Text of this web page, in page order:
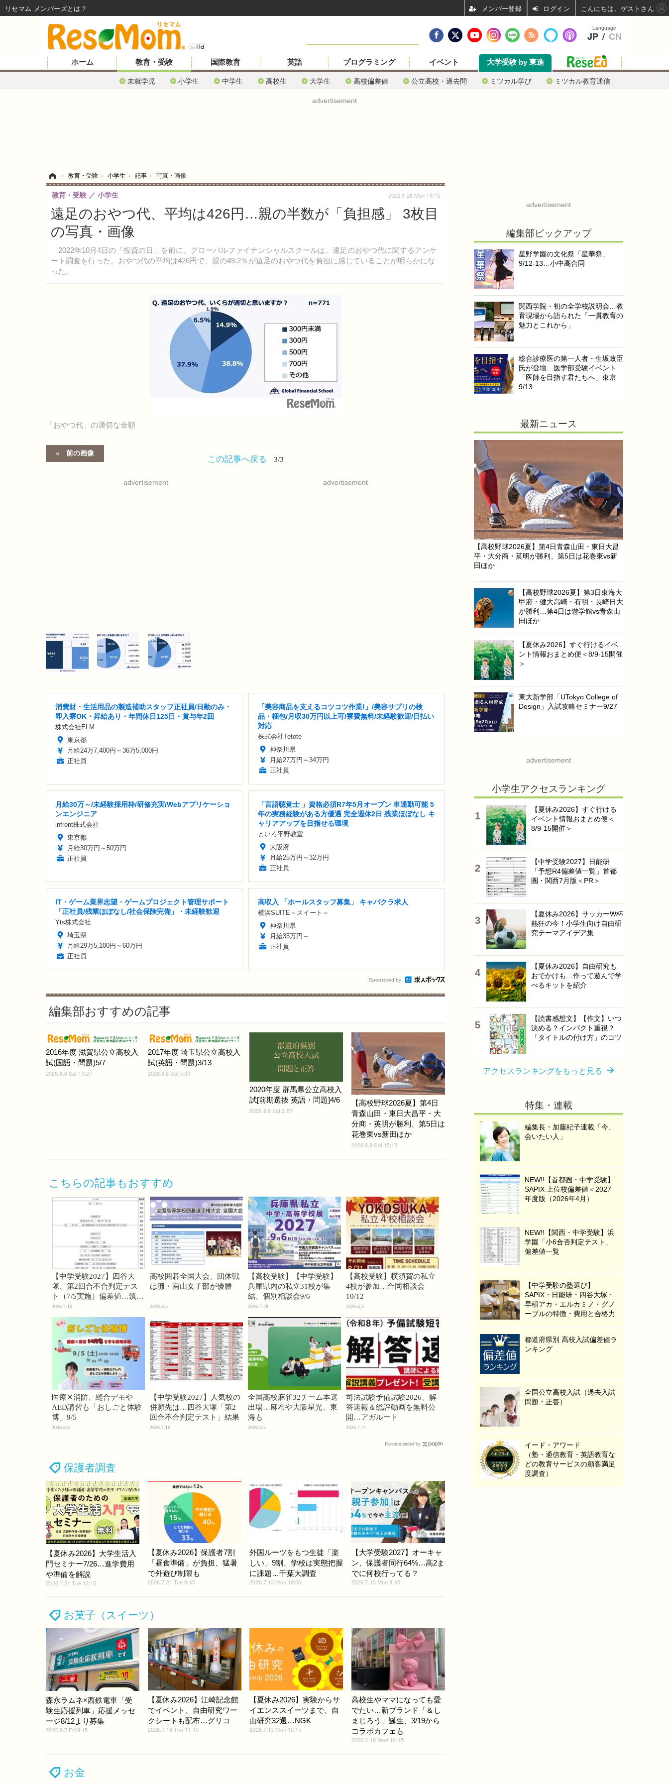
ホーム 教育・受験
未就学児 小学生 中学生 高校生 大学生 高校偏差値 公立高校・過去問 ミツカル学び ミツカル教育通信
国際教育 英語 プログラミング イベント 大学受験 by 東進
advertisement
› 教育・受験 › 小学生 › 記事 › 写真・画像
遠足のおやつ代、平均は426円…親の半数が「負担感」 3枚目
の写真・画像
2022年10月4日の「投資の日」を前に、グローバルファイナンシャルスクールは、遠足のおやつ代に関するアンケ
ート調査を行った。おやつ代の平均は426円で、親の49.2％が遠足のおやつ代を負担に感じていることが明らかにな
った。
教育・受験 小学生 2022.9.26 Mon 19:15
「おやつ代」の適切な金額
前の画像
この記事へ戻る 3/3
advertisement advertisement
消費財・生活用品の製造補助スタッフ正社員/日勤のみ・
即入寮OK・昇給あり・年間休日125日・賞与年2回
株式会社ELM
東京都
月給24万7,400円～36万5,000円
正社員
「美容商品を支えるコツコツ作業!」/美容サプリの検
品・梱包/月収30万円以上可/寮費無料/未経験歓迎/日払い
対応
株式会社Tetote
神奈川県
月給27万円～34万円
正社員
月給30万～/未経験採用枠/研修充実/Webアプリケーショ
ンエンジニア
infront株式会社
東京都
月給30万円～50万円
正社員
「言語聴覚士 」資格必須R7年5月オープン 車通勤可能 5
年の実務経験がある方優遇 完全週休2日 残業ほぼなし キ
ャリアアップを目指せる環境
といろ平野教室
大阪府
月給25万円～32万円
正社員
IT・ゲーム業界志望・ゲームプロジェクト管理サポート
「正社員/残業ほぼなし/社会保険完備」・未経験歓迎
Yts株式会社
埼玉県
月給29万5,100円～60万円
正社員
高収入 「ホールスタッフ募集」 キャバクラ求人
横浜SUITE～スイート～
神奈川県
月給35万円～
正社員
Sponsored by
編集部おすすめの記事
2016年度 滋賀県公立高校入
試(国語・問題)5/7
2026.8.8 Sat 19:27
2017年度 埼玉県公立高校入
試(英語・問題)3/13
2026.8.8 Sat 5:31
2020年度 群馬県公立高校入
試[前期選抜 英語・問題]4/6
2026.8.8 Sat 2:57
【高校野球2026夏】第4日
青森山田・東日大昌平・大
分商・英明が勝利、第5日は
花巻東vs新田ほか
2026.8.8 Sat 15:15
こちらの記事もおすすめ
【中学受験2027】四谷大
塚、第2回合不合判定テス
ト（7/5実施）偏差値…筑駒
74・桜蔭70＜PR＞
2026.7.10
高校囲碁全国大会、団体戦
は灘・南山女子部が優勝
2026.8.5
【高校受験】【中学受験】
兵庫県内の私立31校が集
結、個別相談会9/6
2026.7.28
【高校受験】横須賀の私立
4校が参加…合同相談会
10/12
2026.8.5
医療✕消防、縫合デモや
AED講習も「おしごと体験
博」9/5
2026.8.6
【中学受験2027】人気校の
併願先は…四谷大塚「第2
回合不合判定テスト」結果
2026.7.16
全国高校麻雀32チーム本選
出場…麻布や大阪星光、東
海も
2026.8.5
司法試験予備試験2026、解
答速報＆総評動画を無料公
開…アガルート
2026.7.21
Recommended by
保護者調査
【夏休み2026】大学生活入
門セミナー7/26…進学費用
や準備を解説
2026.7.21 Tue 13:15
【夏休み2026】保護者7割
「昼食準備」が負担、猛暑
で外遊び制限も
2026.7.21 Tue 9:45
外国ルーツをもつ生徒「楽
しい」9割、学校は実態把握
に課題…千葉大調査
2026.7.13 Mon 19:00
【大学受験2027】オーキャ
ン、保護者同行64%…高2ま
でに何校行ってる？
2026.7.13 Mon 9:45
お菓子（スイーツ）
森永ラムネ×西鉄電車「受
験生応援列車」応援メッセ
ージ8/12より募集
2026.8.7 Fri 9:15
【夏休み2026】江崎記念館
でイベント、自由研究ワー
クシートも配布…グリコ
2026.7.16 Thu 11:15
【夏休み2026】実験からサ
イエンススイーツまで、自
由研究32選…NGK
2026.7.13 Mon 10:15
高校生やママになっても愛
でたい…新ブランド「＆し
まじろう」誕生、3/19から
コラボカフェも
2026.3.18 Wed 16:45
お金
advertisement
編集部ピックアップ
星野学園の文化祭「星華祭」
9/12-13…小中高合同
関西学院・初の全学校説明会…教
育現場から語られた「一貫教育の
魅力とこれから」
総合診療医の第一人者・生坂政臣
氏が登壇…医学部受験イベント
「医師を目指す君たちへ」東京
9/13
最新ニュース
【高校野球2026夏】第4日青森山田・東日大昌
平・大分商・英明が勝利、第5日は花巻東vs新
田ほか
【高校野球2026夏】第3日東海大
甲府・健大高崎・有明・長崎日大
が勝利…第4日は遊学館vs青森山
田ほか
【夏休み2026】すぐ行けるイベ
ント情報おまとめ便＜8/9-15開催
＞
東大新学部「UTokyo College of
Design」入試攻略セミナー9/27
advertisement
小学生アクセスランキング
【夏休み2026】すぐ行ける
イベント情報おまとめ便＜
8/9-15開催＞
【中学受験2027】日能研
「予想R4偏差値一覧」首都
圏・関西7月版＜PR＞
【夏休み2026】サッカーW杯
熱狂の今！小学生向け自由研
究テーマアイデア集
【夏休み2026】自由研究も
おでかけも…作って遊んで学
べるキットを紹介
【読書感想文】【作文】いつ
決める？インパクト重視？
「タイトルの付け方」のコツ
アクセスランキングをもっと見る
特集・連載
編集長・加藤紀子連載「今、
会いたい人」
NEW!!【首都圏・中学受験】
SAPIX 上位校偏差値＜2027
年度版（2026年4月）
NEW!!【関西・中学受験】浜
学園「小6合否判定テスト」
偏差値一覧
【中学受験の塾選び】
SAPIX・日能研・四谷大塚・
早稲アカ・エルカミノ・グノ
ーブルの特徴・費用と合格力
都道府県別 高校入試偏差値ラ
ンキング
全国公立高校入試（過去入試
問題・正答）
イード・アワード
（塾・通信教育・英語教育な
どの教育サービスの顧客満足
度調査）
Language
JP / CN
リセマム メンバーズ ログイン こんにちは、ゲストさん